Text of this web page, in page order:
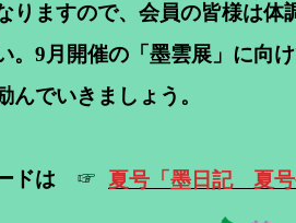
りますので、会員の皆様は体
。9月開催の「墨雲展」に向け
んでいきましょう。
ドは ☞ 夏号「墨日記 夏号